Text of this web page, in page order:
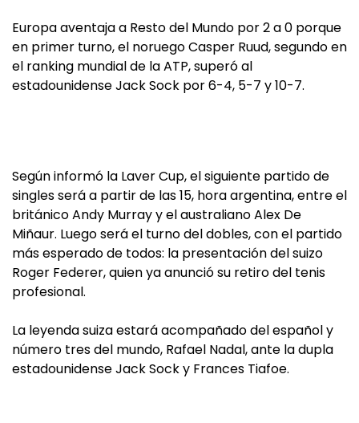
Europa aventaja a Resto del Mundo por 2 a 0 porque
en primer turno, el noruego Casper Ruud, segundo en
el ranking mundial de la ATP, superó al
estadounidense Jack Sock por 6-4, 5-7 y 10-7.
Según informó la Laver Cup, el siguiente partido de
singles será a partir de las 15, hora argentina, entre el
británico Andy Murray y el australiano Alex De
Miñaur. Luego será el turno del dobles, con el partido
más esperado de todos: la presentación del suizo
Roger Federer, quien ya anunció su retiro del tenis
profesional.
La leyenda suiza estará acompañado del español y
número tres del mundo, Rafael Nadal, ante la dupla
estadounidense Jack Sock y Frances Tiafoe.